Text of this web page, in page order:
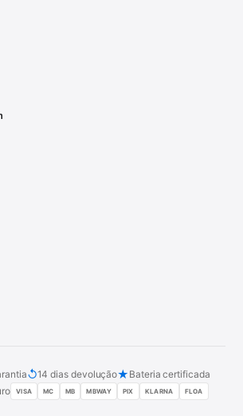
↺14 dias devolução★ Bateria certificada
VISA MC MB MBWAY PIX KLARNA FLOA